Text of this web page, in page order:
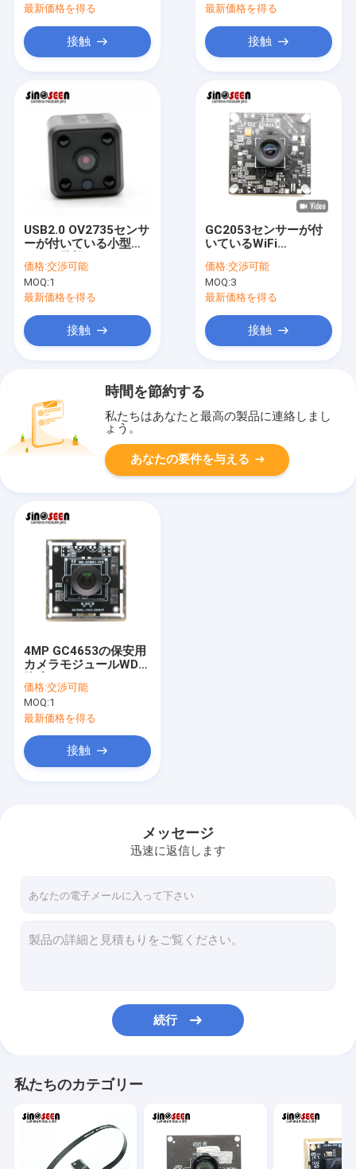
ホーム
製品
ビデオ
最新価格を得る
接触
最新価格を得る
接触
USB2.0 OV2735センサ
ーが付いている小型
モジュール
価格:交渉可能
MOQ:1
最新価格を得る
接触
GC2053センサーが付
いているWiFi
30FPS 2MP USBのカ
メラ モジュール
価格:交渉可能
MOQ:3
最新価格を得る
接触
時間を節約する
私たちはあなたと最高の製品に連絡しまし
ょう。
あなたの要件を与える
4MP GC4653の保安用
カメラモジュールWDR
ュール
価格:交渉可能
MOQ:1
最新価格を得る
接触
メッセージ
迅速に返信します
続行
私たちのカテゴリー